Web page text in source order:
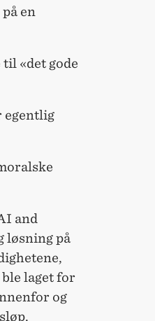
en
«det gode
egentlig
and
løsning på
laget for
og